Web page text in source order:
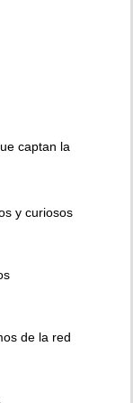
captan la
y curiosos
de la red